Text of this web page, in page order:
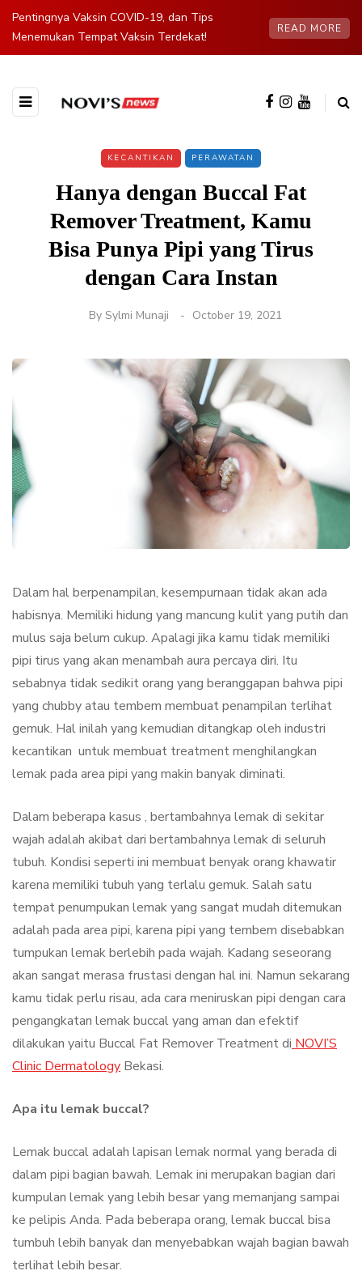
Pentingnya Vaksin COVID-19, dan Tips
Menemukan Tempat Vaksin Terdekat!
READ MORE
KECANTIKAN PERAWATAN
Hanya dengan Buccal Fat
Remover Treatment, Kamu
Bisa Punya Pipi yang Tirus
dengan Cara Instan
By Sylmi Munaji October 19, 2021
Dalam hal berpenampilan, kesempurnaan tidak akan ada
habisnya. Memiliki hidung yang mancung kulit yang putih dan
mulus saja belum cukup. Apalagi jika kamu tidak memiliki
pipi tirus yang akan menambah aura percaya diri. Itu
sebabnya tidak sedikit orang yang beranggapan bahwa pipi
yang chubby atau tembem membuat penampilan terlihat
gemuk. Hal inilah yang kemudian ditangkap oleh industri
kecantikan untuk membuat treatment menghilangkan
lemak pada area pipi yang makin banyak diminati.
Dalam beberapa kasus , bertambahnya lemak di sekitar
wajah adalah akibat dari bertambahnya lemak di seluruh
tubuh. Kondisi seperti ini membuat benyak orang khawatir
karena memiliki tubuh yang terlalu gemuk. Salah satu
tempat penumpukan lemak yang sangat mudah ditemukan
adalah pada area pipi, karena pipi yang tembem disebabkan
tumpukan lemak berlebih pada wajah. Kadang seseorang
akan sangat merasa frustasi dengan hal ini. Namun sekarang
kamu tidak perlu risau, ada cara meniruskan pipi dengan cara
pengangkatan lemak buccal yang aman dan efektif
dilakukan yaitu Buccal Fat Remover Treatment di NOVI’S
Clinic Dermatology Bekasi.
Apa itu lemak buccal?
Lemak buccal adalah lapisan lemak normal yang berada di
dalam pipi bagian bawah. Lemak ini merupakan bagian dari
kumpulan lemak yang lebih besar yang memanjang sampai
ke pelipis Anda. Pada beberapa orang, lemak buccal bisa
tumbuh lebih banyak dan menyebabkan wajah bagian bawah
terlihat lebih besar.